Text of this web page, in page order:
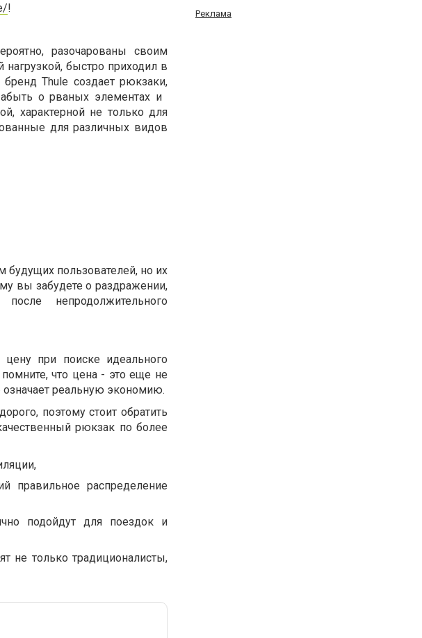
!
разочарованы своим
быстро приходил в
Thule создает рюкзаки,
о рваных элементах и
характерной не только для
для различных видов
будущих пользователей, но их
вы забудете о раздражении,
непродолжительного
при поиске идеального
помните, что цена - это еще не
означает реальную экономию.
поэтому стоит обратить
рюкзак по более
правильное распределение
подойдут для поездок и
не только традиционалисты,
Реклама